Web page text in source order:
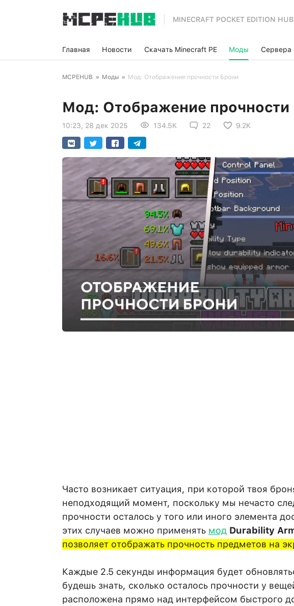
MINECRAFT POCKET EDITION HUB
Главная Новости Скачать Minecraft PE Моды Сервера
MCPEHUB » Моды » Мод: Отображение прочности Брони
Мод: Отображение прочности
10:23, 28 дек 2025 134.5K 22 9.2K
Часто возникает ситуация, при которой твоя
неподходящий момент, поскольку мы нечасто
прочности осталось у того или иного элемента
этих случаев можно применять мод Durability
позволяет отображать прочность предметов на
Каждые 2.5 секунды информация будет
будешь знать, сколько осталось прочности у
расположена прямо над интерфейсом быстрого